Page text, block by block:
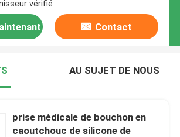
vérifié
Contact
AU SUJET DE NOUS
prise médicale de bouchon en
caoutchouc de silicone de